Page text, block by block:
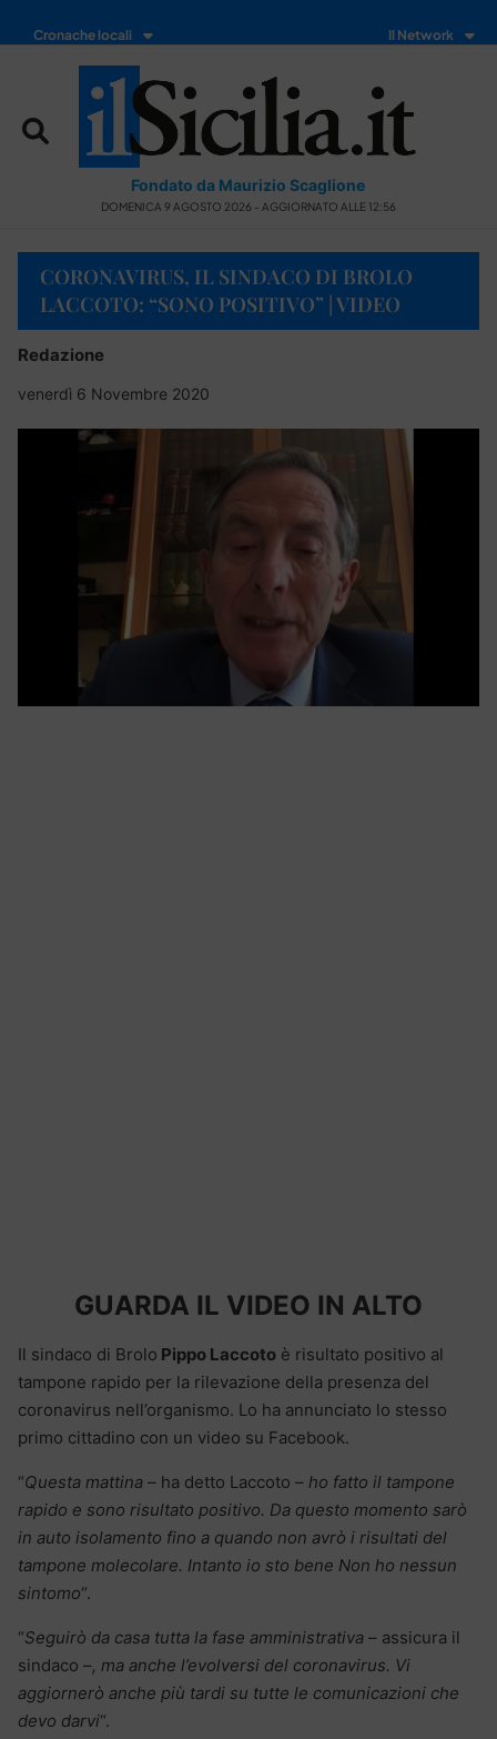
Cronache locali Il Network
Fondato da Maurizio Scaglione
DOMENICA 9 AGOSTO 2026 - AGGIORNATO ALLE 12:56
CORONAVIRUS, IL SINDACO DI BROLO
LACCOTO: “SONO POSITIVO” | VIDEO
Redazione
venerdì 6 Novembre 2020
GUARDA IL VIDEO IN ALTO
Il sindaco di Brolo Pippo Laccoto è risultato positivo al
tampone rapido per la rilevazione della presenza del
coronavirus nell’organismo. Lo ha annunciato lo stesso
primo cittadino con un video su Facebook.
“Questa mattina – ha detto Laccoto – ho fatto il tampone
rapido e sono risultato positivo. Da questo momento sarò
in auto isolamento fino a quando non avrò i risultati del
tampone molecolare. Intanto io sto bene Non ho nessun
sintomo“.
“Seguirò da casa tutta la fase amministrativa – assicura il
sindaco –, ma anche l’evolversi del coronavirus. Vi
aggiornerò anche più tardi su tutte le comunicazioni che
devo darvi“.